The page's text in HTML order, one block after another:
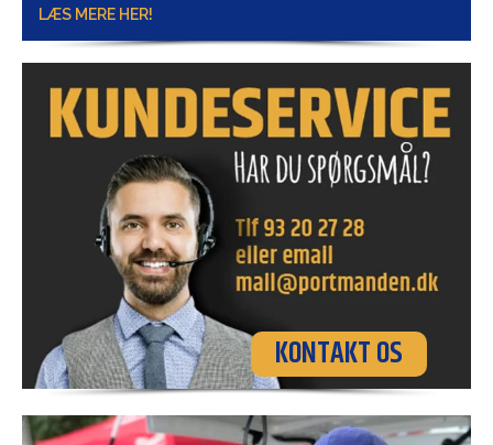
LÆS MERE HER!
KONTAKT OS